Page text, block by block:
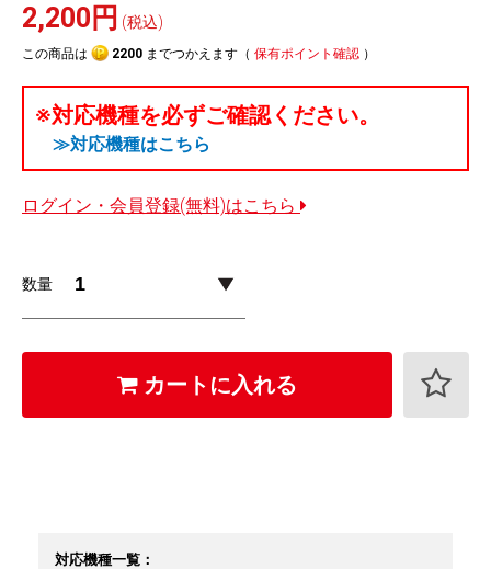
対応機種一覧：
2,200円 (税込)
この商品は 2200 までつかえます（ 保有ポイント確認 ）
※対応機種を必ずご確認ください。
≫対応機種はこちら
ログイン・会員登録(無料)はこちら
数量
カートに入れる